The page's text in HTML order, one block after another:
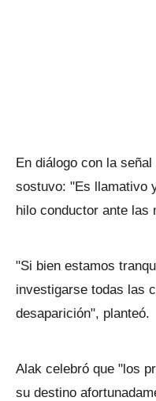
En diálogo con la
sostuvo: "Es llamativo
hilo conductor ante las
"Si bien estamos
investigarse todas las
desaparición", planteó.
Alak celebró que "los
su destino